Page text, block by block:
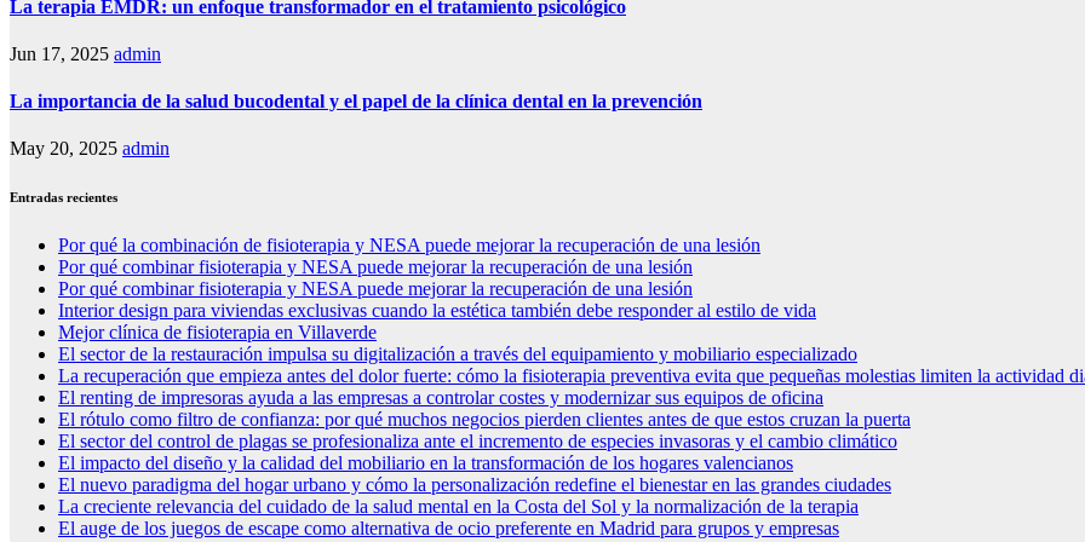
La terapia EMDR: un enfoque transformador en el tratamiento psicológico
Jun 17, 2025 admin
La importancia de la salud bucodental y el papel de la clínica dental en la prevención
May 20, 2025 admin
Entradas recientes
Por qué la combinación de fisioterapia y NESA puede mejorar la recuperación de una lesión
Por qué combinar fisioterapia y NESA puede mejorar la recuperación de una lesión
Por qué combinar fisioterapia y NESA puede mejorar la recuperación de una lesión
Interior design para viviendas exclusivas cuando la estética también debe responder al estilo de vida
Mejor clínica de fisioterapia en Villaverde
El sector de la restauración impulsa su digitalización a través del equipamiento y mobiliario especializado
La recuperación que empieza antes del dolor fuerte: cómo la fisioterapia preventiva evita que pequeñas molestias limiten la actividad
El renting de impresoras ayuda a las empresas a controlar costes y modernizar sus equipos de oficina
El rótulo como filtro de confianza: por qué muchos negocios pierden clientes antes de que estos cruzan la puerta
El sector del control de plagas se profesionaliza ante el incremento de especies invasoras y el cambio climático
El impacto del diseño y la calidad del mobiliario en la transformación de los hogares valencianos
El nuevo paradigma del hogar urbano y cómo la personalización redefine el bienestar en las grandes ciudades
La creciente relevancia del cuidado de la salud mental en la Costa del Sol y la normalización de la terapia
El auge de los juegos de escape como alternativa de ocio preferente en Madrid para grupos y empresas